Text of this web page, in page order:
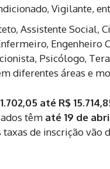
Vigilante,
Assistente Social,
Psicólogo,
diferentes áreas e
até R$
têm até 19 de
de inscrição vão